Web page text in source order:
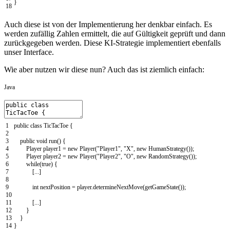
18
}
Auch diese ist von der Implementierung her denkbar einfach. Es
werden zufällig Zahlen ermittelt, die auf Gültigkeit geprüft und dann
zurückgegeben werden. Diese KI-Strategie implementiert ebenfalls
unser Interface.
Wie aber nutzen wir diese nun? Auch das ist ziemlich einfach:
Java
1
2
3
4
5
6
7
8
9
10
11
12
13
14
public class TicTacToe {
public void run() {
Player player1 = new Player("Player1", "X", new HumanStrategy());
Player player2 = new Player("Player2", "O", new RandomStrategy());
while(true) {
[...]
int nextPosition = player.determineNextMove(getGameState());
[...]
}
}
}